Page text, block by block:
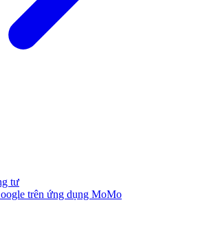
tư
trên ứng dụng MoMo